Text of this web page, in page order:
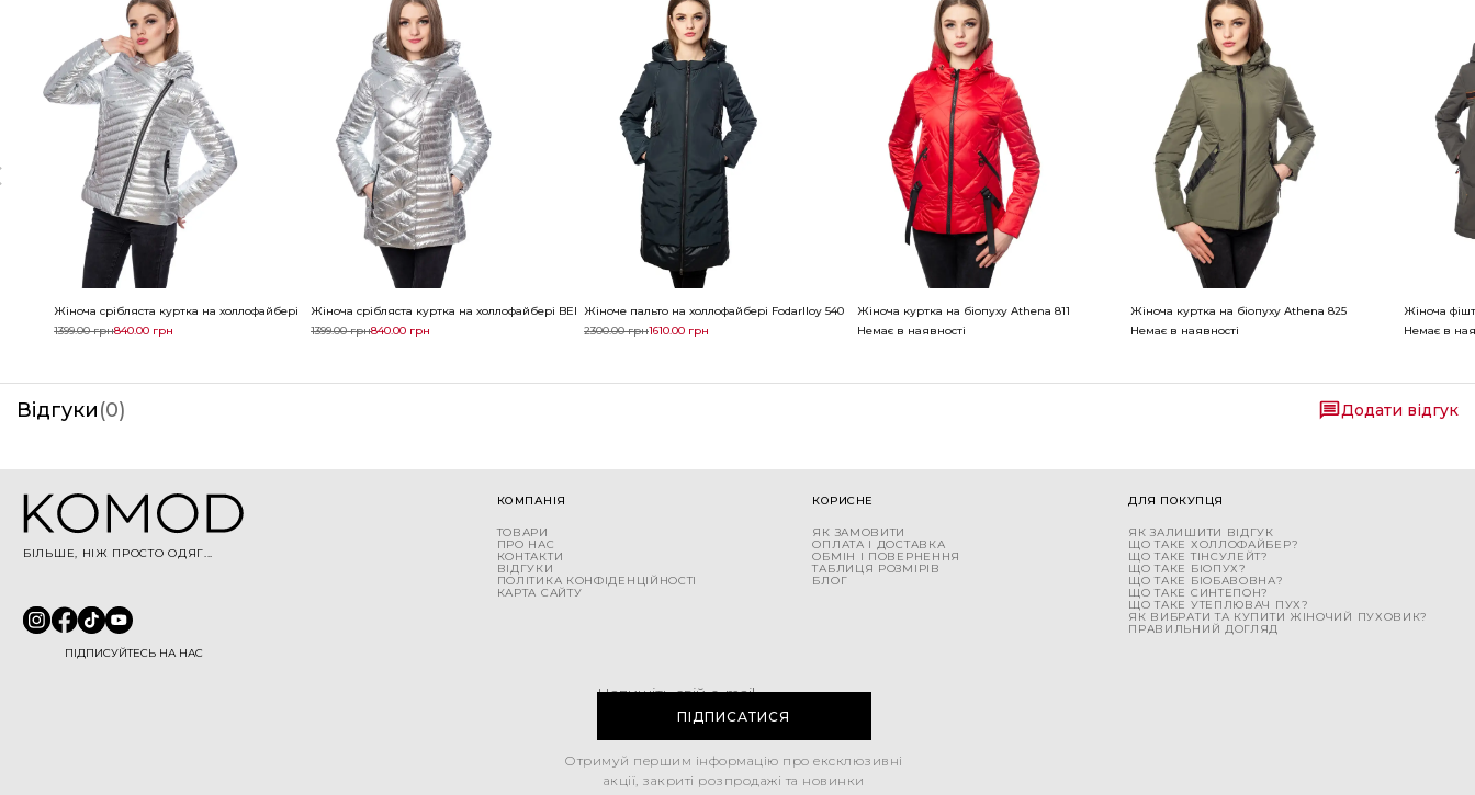
Жіноча срібляста куртка на холлофайбері
1399.00грн840.00 грн
Жіноча срібляста куртка на холлофайбері BEI BEI
1399.00грн840.00 грн
Жіноче пальто на холлофайбері Fodarlloy 540
2300.00грн1610.00 грн
Жіноча куртка на біопуху Athena 811
Немає в наявності
Жіноча куртка на біопуху Athena 825
Немає в наявності
Жіноча
Немає в
Відгуки(0) Додати відгук
БІЛЬШЕ, НІЖ ПРОСТО ОДЯГ...
ПІДПИСУЙТЕСЬ НА НАС
КОМПАНІЯ
ТОВАРИ
ПРО НАС
КОНТАКТИ
ВІДГУКИ
ПОЛІТИКА КОНФІДЕНЦІЙНОСТІ
КАРТА САЙТУ
КОРИСНЕ
ЯК ЗАМОВИТИ
ОПЛАТА І ДОСТАВКА
ОБМІН І ПОВЕРНЕННЯ
ТАБЛИЦЯ РОЗМІРІВ
БЛОГ
ДЛЯ ПОКУПЦЯ
ЯК ЗАЛИШИТИ ВІДГУК
ЩО ТАКЕ ХОЛЛОФАЙБЕР?
ЩО ТАКЕ ТІНСУЛЕЙТ?
ЩО ТАКЕ БІОПУХ?
ЩО ТАКЕ БІОБАВОВНА?
ЩО ТАКЕ СИНТЕПОН?
ЩО ТАКЕ УТЕПЛЮВАЧ ПУХ?
ЯК ВИБРАТИ ТА КУПИТИ ЖІНОЧИЙ ПУХОВИК?
ПРАВИЛЬНИЙ ДОГЛЯД
Напишіть свій e-mail
ПІДПИСАТИСЯ
Отримуй першим інформацію про ексклюзивні
акції, закриті розпродажі та новинки